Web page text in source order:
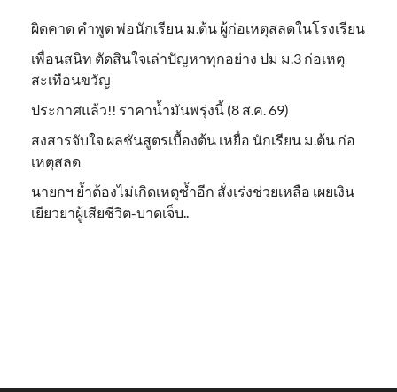
ผิดคาด คำพูด พ่อนักเรียน ม.ต้น ผู้ก่อเหตุสลดในโรงเรียน
เพื่อนสนิท ตัดสินใจเล่าปัญหาทุกอย่าง ปม ม.3 ก่อเหตุ
สะเทือนขวัญ
ประกาศแล้ว!! ราคาน้ำมันพรุ่งนี้ (8 ส.ค. 69)
สงสารจับใจ ผลชันสูตรเบื้องต้น เหยื่อ นักเรียน ม.ต้น ก่อ
เหตุสลด
นายกฯ ย้ำต้องไม่เกิดเหตุซ้ำอีก สั่งเร่งช่วยเหลือ เผยเงิน
เยียวยาผู้เสียชีวิต-บาดเจ็บ..